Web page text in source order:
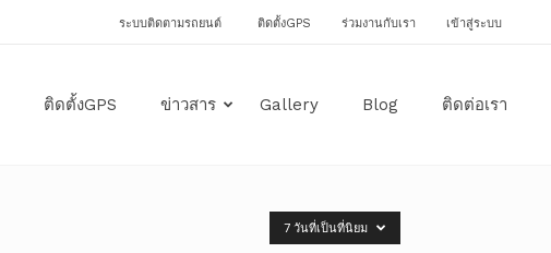
ระบบติดตามรถยนต์ ติดตั้งGPS ร่วมงานกับเรา เข้าสู่ระบบ
ติดตั้งGPS ข่าวสาร Gallery Blog ติดต่อเรา
7 วันที่เป็นที่นิยม